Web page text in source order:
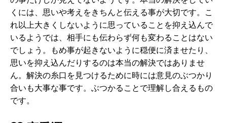
くには、思いや考えをきちんと伝える事が大切です。こ
れ以上大きくしないように思っていることを抑え込んで
いるようでは、相手にも伝わらず何も変わることはない
でしょう。もめ事が起きないように穏便に済ませたり、
思いを抑え込んだりするのは本当の解決ではありませ
ん。解決の糸口を見つけるために時には意見のぶつかり
合いも大事な事です。ぶつかることで理解し合えるもの
です。